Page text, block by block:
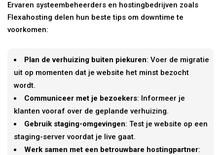
Ervaren systeembeheerders en hostingbedrijven zoals
Flexahosting delen hun beste tips om downtime te
voorkomen:
Plan de verhuizing buiten piekuren: Voer de migratie
uit op momenten dat je website het minst bezocht
wordt.
Communiceer met je bezoekers: Informeer je
klanten vooraf over de geplande verhuizing.
Gebruik staging-omgevingen: Test je website op een
staging-server voordat je live gaat.
Werk samen met een betrouwbare hostingpartner: